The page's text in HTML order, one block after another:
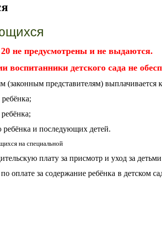
не предусмотрены и не выдаются.
детского сада не
представителям) выплачивается
ребёнка и последующих детей.
на специальной
плату за присмотр и уход за детьми
за содержание ребёнка в детском